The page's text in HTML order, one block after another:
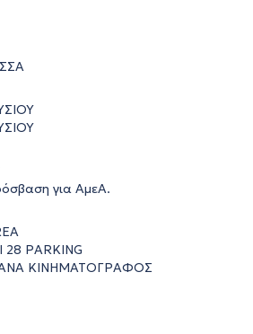
για ΑμεΑ.
28 PARKING
ΚΙΝΗΜΑΤΟΓΡΑΦΟΣ